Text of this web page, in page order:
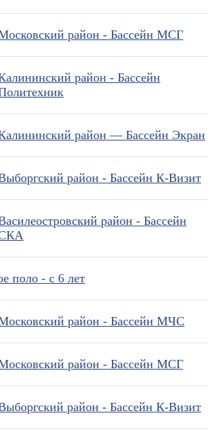
район - Бассейн МСГ
район - Бассейн
район — Бассейн Экран
район - Бассейн К-Визит
район - Бассейн
поло - с 6 лет
район - Бассейн МЧС
район - Бассейн МСГ
район - Бассейн К-Визит